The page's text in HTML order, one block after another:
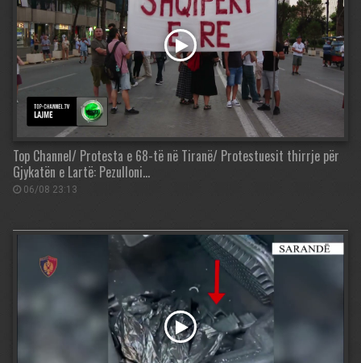
Top Channel/ Protesta e 68-të në Tiranë/ Protestuesit thirrje për
Gjykatën e Lartë: Pezulloni…
06/08 23:13